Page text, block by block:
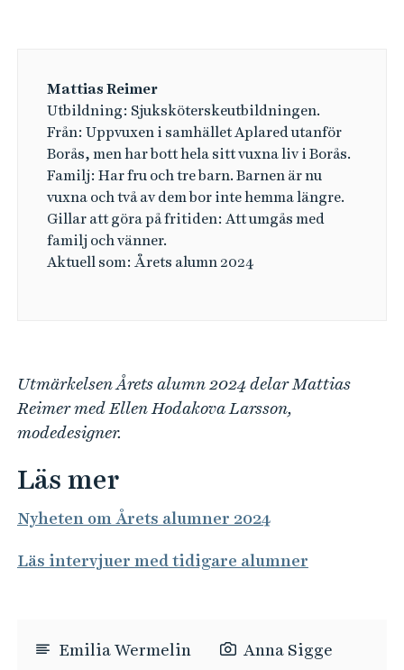
Mattias Reimer
Utbildning: Sjuksköterskeutbildningen.
Från: Uppvuxen i samhället Aplared utanför
Borås, men har bott hela sitt vuxna liv i Borås.
Familj: Har fru och tre barn. Barnen är nu
vuxna och två av dem bor inte hemma längre.
Gillar att göra på fritiden: Att umgås med
familj och vänner.
Aktuell som: Årets alumn 2024
Utmärkelsen Årets alumn 2024 delar Mattias
Reimer med Ellen Hodakova Larsson,
modedesigner.
Läs mer
Nyheten om Årets alumner 2024
Läs intervjuer med tidigare alumner
Emilia Wermelin Anna Sigge